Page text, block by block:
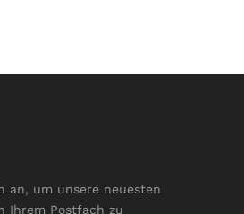
an, um unsere neuesten
Ihrem Postfach zu